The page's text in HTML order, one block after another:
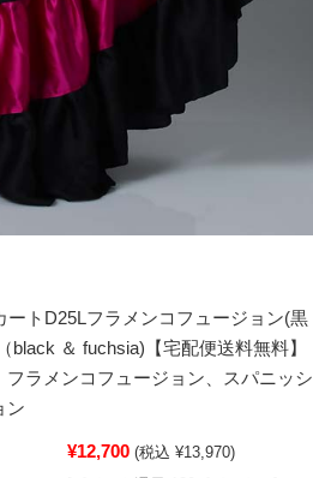
ートD25Lフラメンコフュージョン(黒
black ＆ fuchsia)【宅配便送料無料】
フラメンコフュージョン、スパニッシ
ン
¥12,700 (税込 ¥13,970)